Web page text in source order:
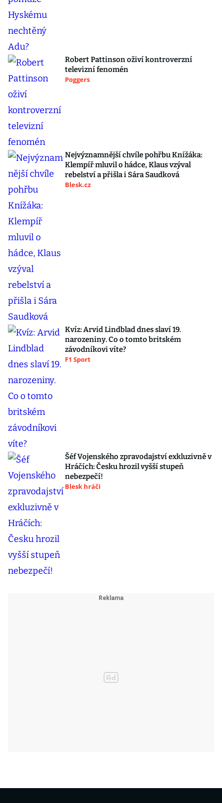
Robert Pattinson oživí kontroverzní
televizní fenomén
Poggers
Nejvýznamnější chvíle pohřbu Knížáka:
Klempíř mluvil o hádce, Klaus vzýval
rebelství a přišla i Sára Saudková
Blesk.cz
Kvíz: Arvid Lindblad dnes slaví 19.
narozeniny. Co o tomto britském
závodníkovi víte?
F1 Sport
Šéf Vojenského zpravodajství exkluzivně v
Hráčích: Česku hrozil vyšší stupeň
nebezpečí!
Blesk hráči